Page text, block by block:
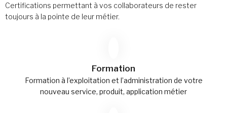
Certifications permettant à vos collaborateurs de rester
toujours à la pointe de leur métier.
Formation
Formation à l’exploitation et l’administration de votre
nouveau service, produit, application métier